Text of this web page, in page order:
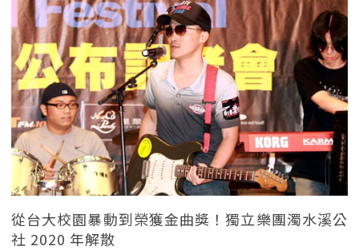
從台大校園暴動到榮獲金曲獎！獨立樂團濁水溪公
社 2020 年解散